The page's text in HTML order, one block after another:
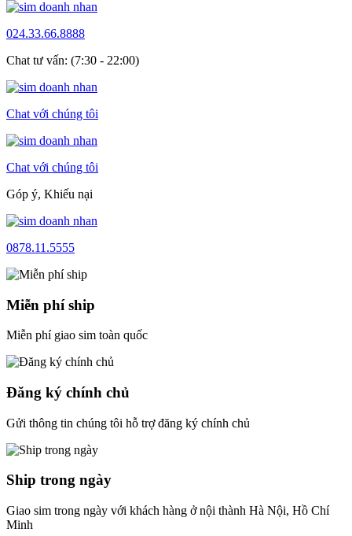
024.33.66.8888
Chat tư vấn: (7:30 - 22:00)
Chat với chúng tôi
Chat với chúng tôi
Góp ý, Khiếu nại
0878.11.5555
Miễn phí ship
Miễn phí giao sim toàn quốc
Đăng ký chính chủ
Gửi thông tin chúng tôi hỗ trợ đăng ký chính chủ
Ship trong ngày
Giao sim trong ngày với khách hàng ở nội thành Hà Nội, Hồ Chí
Minh